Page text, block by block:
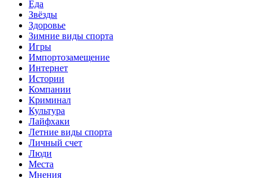
Еда
Звёзды
Здоровье
Зимние виды спорта
Игры
Импортозамещение
Интернет
Истории
Компании
Криминал
Культура
Лайфхаки
Летние виды спорта
Личный счет
Люди
Места
Мнения